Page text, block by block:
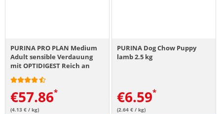
PURINA PRO PLAN Medium
Adult sensible Verdauung
mit OPTIDIGEST Reich an
Lamm 14 kg
€57.86
(4.13 € / kg)
PURINA Dog Chow Puppy
lamb 2.5 kg
€6.59
(2.64 € / kg)